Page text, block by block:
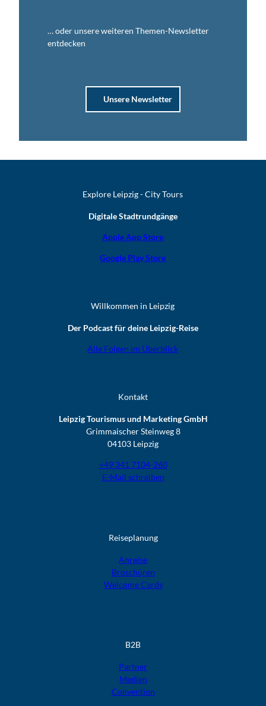
… oder unsere weiteren Themen-Newsletter
entdecken
Unsere Newsletter
Explore Leipzig - City Tours
Digitale Stadtrundgänge
Apple App Store
Google Play Store
Willkommen in Leipzig
Der Podcast für deine Leipzig-Reise
Alle Folgen im Überblick
Kontakt
Leipzig Tourismus und Marketing GmbH
Grimmaischer Steinweg 8
04103 Leipzig
+49 341 7104-260
E-Mail schreiben
Reiseplanung
Anreise
Broschüren
Welcome Cards​​​​​​​
B2B
Partner
Medien
Convention